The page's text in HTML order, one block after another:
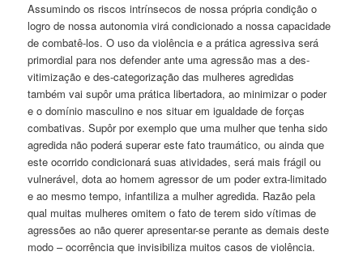
Assumindo os riscos intrínsecos de nossa própria condição o
logro de nossa autonomia virá condicionado a nossa capacidade
de combatê-los. O uso da violência e a prática agressiva será
primordial para nos defender ante uma agressão mas a des-
vitimização e des-categorização das mulheres agredidas
também vai supôr uma prática libertadora, ao minimizar o poder
e o domínio masculino e nos situar em igualdade de forças
combativas. Supôr por exemplo que uma mulher que tenha sido
agredida não poderá superar este fato traumático, ou ainda que
este ocorrido condicionará suas atividades, será mais frágil ou
vulnerável, dota ao homem agressor de um poder extra-limitado
e ao mesmo tempo, infantiliza a mulher agredida. Razão pela
qual muitas mulheres omitem o fato de terem sido vítimas de
agressões ao não querer apresentar-se perante as demais deste
modo – ocorrência que invisibiliza muitos casos de violência.